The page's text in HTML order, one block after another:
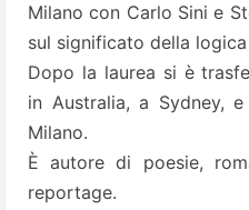
Milano con Carlo Sini e
sul significato della
Dopo la laurea si è
in Australia, a Sydney,
Milano.
È autore di poesie,
reportage.